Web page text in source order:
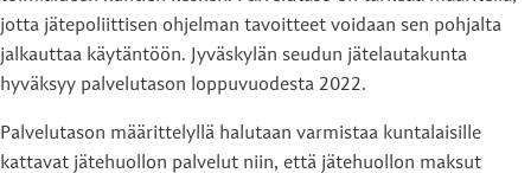
jotta jätepoliittisen ohjelman tavoitteet voidaan sen pohjalta
jalkauttaa käytäntöön. Jyväskylän seudun jätelautakunta
hyväksyy palvelutason loppuvuodesta 2022.
Palvelutason määrittelyllä halutaan varmistaa kuntalaisille
kattavat jätehuollon palvelut niin, että jätehuollon maksut